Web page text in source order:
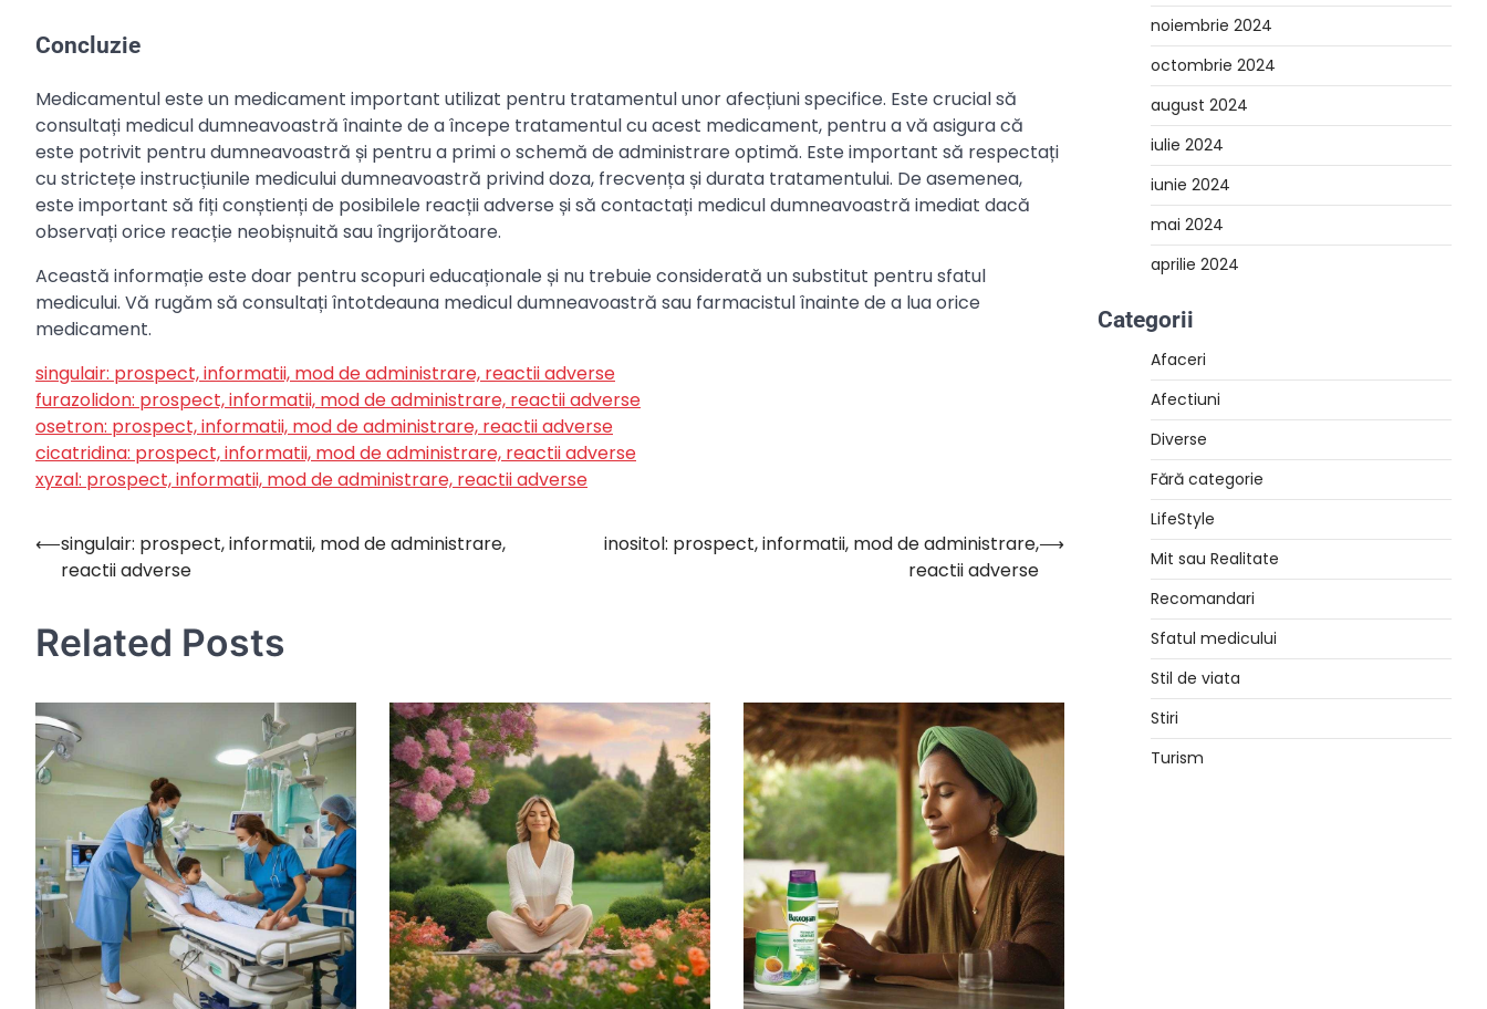
Concluzie
Medicamentul este un medicament important utilizat pentru tratamentul unor afecțiuni specifice. Este crucial să
consultați medicul dumneavoastră înainte de a începe tratamentul cu acest medicament, pentru a vă asigura că
este potrivit pentru dumneavoastră și pentru a primi o schemă de administrare optimă. Este important să respectați
cu strictețe instrucțiunile medicului dumneavoastră privind doza, frecvența și durata tratamentului. De asemenea,
este important să fiți conștienți de posibilele reacții adverse și să contactați medicul dumneavoastră imediat dacă
observați orice reacție neobișnuită sau îngrijorătoare.
Această informație este doar pentru scopuri educaționale și nu trebuie considerată un substitut pentru sfatul
medicului. Vă rugăm să consultați întotdeauna medicul dumneavoastră sau farmacistul înainte de a lua orice
medicament.
singulair: prospect, informatii, mod de administrare, reactii adverse
furazolidon: prospect, informatii, mod de administrare, reactii adverse
osetron: prospect, informatii, mod de administrare, reactii adverse
cicatridina: prospect, informatii, mod de administrare, reactii adverse
xyzal: prospect, informatii, mod de administrare, reactii adverse
Navigare
⟵singulair: prospect, informatii, mod de administrare,
reactii adverse
inositol: prospect, informatii, mod de administrare,
reactii adverse
⟶
Related Posts
noiembrie 2024
octombrie 2024
august 2024
iulie 2024
iunie 2024
mai 2024
aprilie 2024
Categorii
Afaceri
Afectiuni
Diverse
Fără categorie
LifeStyle
Mit sau Realitate
Recomandari
Sfatul medicului
Stil de viata
Stiri
Turism